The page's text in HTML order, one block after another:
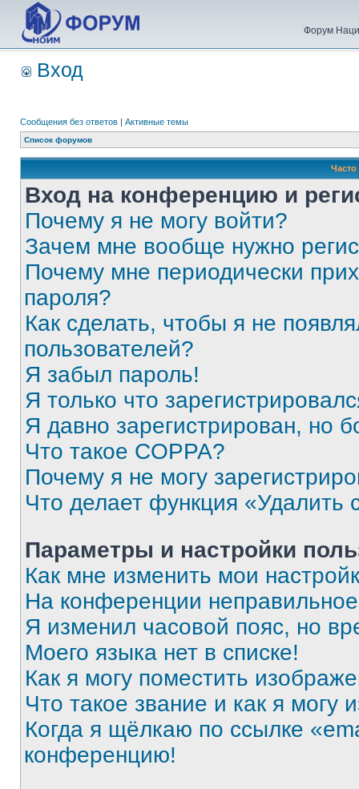
Форум
Вход
Сообщения без ответов | Активные темы
Список форумов
Вход на конференцию и
Почему я не могу войти?
Зачем мне вообще нужно
Почему мне периодически
пароля?
Как сделать, чтобы я не
пользователей?
Я забыл пароль!
Я только что
Я давно зарегистрирован, но
Что такое COPPA?
Почему я не могу
Что делает функция «Удалить
Параметры и настройки
Как мне изменить мои
На конференции
Я изменил часовой пояс, но
Моего языка нет в списке!
Как я могу поместить
Что такое звание и как я могу
Когда я щёлкаю по ссылке
конференцию!